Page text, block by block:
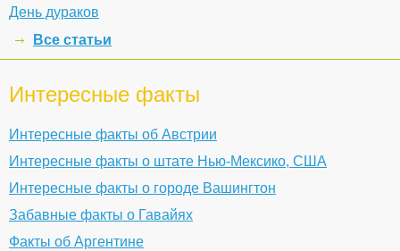
День дураков
Все статьи
Интересные факты
Интересные факты об Австрии
Интересные факты о штате Нью-Мексико, США
Интересные факты о городе Вашингтон
Забавные факты о Гавайях
Факты об Аргентине